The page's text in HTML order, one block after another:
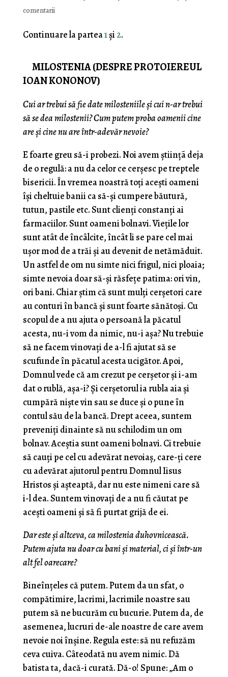
comentarii
Continuare la partea1și 2.
MILOSTENIA (DESPRE PROTOIEREUL
IOAN KONONOV)
Cui ar trebui să fie date milosteniileşi cui n-ar trebui
să se dea milostenii? Cum putem proba oamenii cine
areşi cine nu are într-adevăr nevoie?
E foarte greu să-i probezi. Noi avem ştiinţã deja
de o regulă: a nu da celor ce cerşesc pe treptele
bisericii. În vremea noastră toţi aceşti oameni
îşi cheltuie banii ca să-şi cumpere băutură,
tutun, pastile etc. Sunt clienţi constanţi ai
farmaciilor. Sunt oameni bolnavi. Vieţile lor
sunt atât de încâlcite, încât li se pare cel mai
uşor mod de a trăi şi au devenit de netămăduit.
Un astfel de om nu simte nici frigul, nici ploaia;
simte nevoia doar să-şi răsfeţe patima: ori vin,
ori bani. Chiar ştim că sunt mulţi cerşetori care
au conturi în bancă şi sunt foarte sănătoşi. Cu
scopul de a nu ajuta o persoană la păcatul
acesta, nu-i vom da nimic, nu-i aşa? Nu trebuie
să ne facem vinovaţi de a-l fi ajutat să se
scufunde în păcatul acesta ucigător. Apoi,
Domnul vede că am crezut pe cerşetor şi i-am
dat o rublă, aşa-i? Şi cerşetorul ia rubla aia şi
cumpără nişte vin sau se duce şi o pune în
contul său de la bancă. Drept aceea, suntem
preveniţi dinainte să nu schilodim un om
bolnav. Aceştia sunt oameni bolnavi. Ci trebuie
să cauţi pe cel cu adevărat nevoiaş, care-ţi cere
cu adevărat ajutorul pentru Domnul Iisus
Hristos şi aşteaptă, dar nu este nimeni care să
i-l dea. Suntem vinovaţi de a nu fi căutat pe
aceşti oameni şi să fi purtat grijă de ei.
Dar esteşi altceva, ca milostenia duhovnicească.
Putem ajuta nu doar cu banişi material, cişi într-un
alt fel oarecare?
Bineînţeles că putem. Putem da un sfat, o
compătimire, lacrimi, lacrimile noastre sau
putem să ne bucurăm cu bucurie. Putem da, de
asemenea, lucruri de-ale noastre de care avem
nevoie noi înşine. Regula este: să nu refuzăm
ceva cuiva. Câteodată nu avem nimic. Dă
batista ta, dacă-i curată. Dă-o! Spune: „Am o